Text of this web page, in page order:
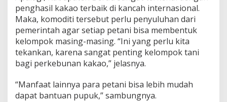
penghasil kakao terbaik di kancah internasional.
Maka, komoditi tersebut perlu penyuluhan dari
pemerintah agar setiap petani bisa membentuk
kelompok masing-masing. “Ini yang perlu kita
tekankan, karena sangat penting kelompok tani
bagi perkebunan kakao,” jelasnya.
“Manfaat lainnya para petani bisa lebih mudah
dapat bantuan pupuk,” sambungnya.